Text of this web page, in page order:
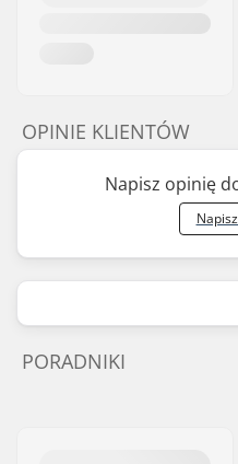
OPINIE KLIENTÓW
Napisz opinię
PORADNIKI